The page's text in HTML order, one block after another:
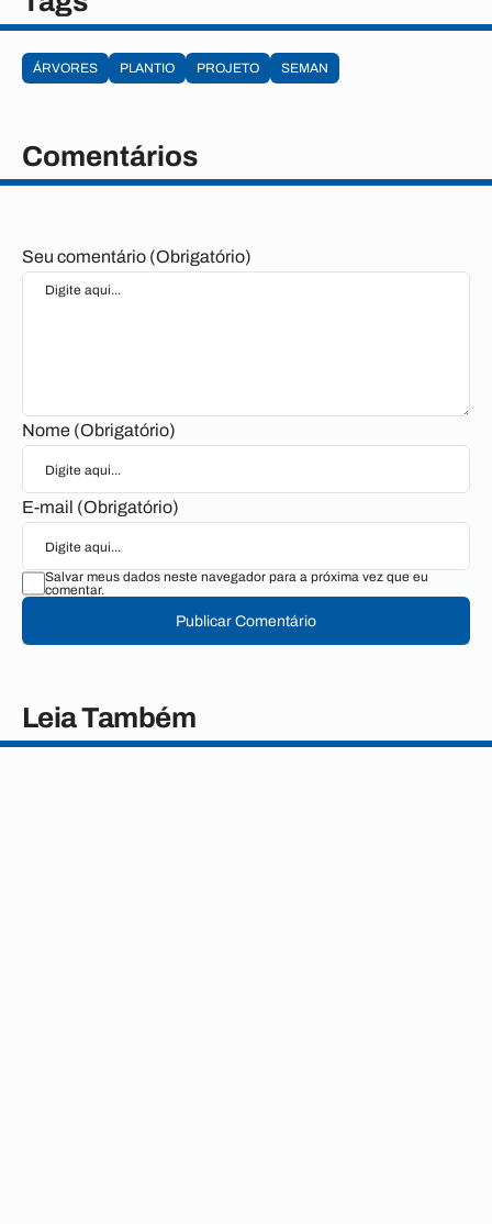
ÁRVORES PLANTIO PROJETO SEMAN
Comentários
Seu comentário (Obrigatório)
Nome (Obrigatório)
E-mail (Obrigatório)
Salvar meus dados neste navegador para a próxima vez que eu
comentar.
Publicar Comentário
Leia Também